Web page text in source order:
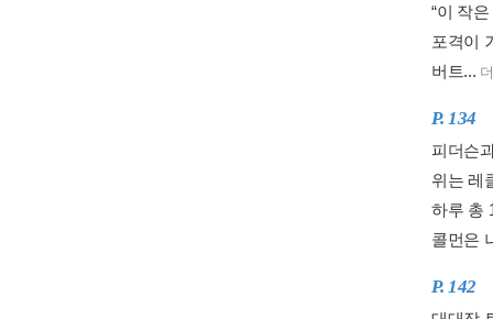
“이 작
포격이
버트...
P. 134
피더슨
위는 레
하루 총
콜먼은
P. 142